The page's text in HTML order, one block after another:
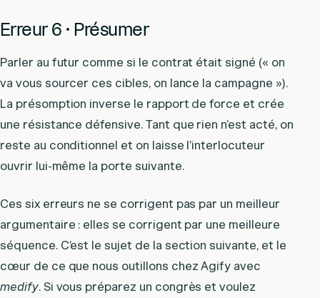
Erreur 6 · Présumer
Parler au futur comme si le contrat était signé (« on
va vous sourcer ces cibles, on lance la campagne »).
La présomption inverse le rapport de force et crée
une résistance défensive. Tant que rien n’est acté, on
reste au conditionnel et on laisse l’interlocuteur
ouvrir lui-même la porte suivante.
Ces six erreurs ne se corrigent pas par un meilleur
argumentaire : elles se corrigent par une meilleure
séquence. C’est le sujet de la section suivante, et le
cœur de ce que nous outillons chez Agify avec
medify. Si vous préparez un congrès et voulez